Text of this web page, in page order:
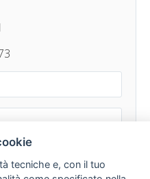
tecniche e, con il tuo